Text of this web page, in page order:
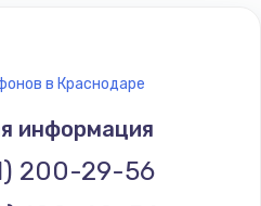
в Краснодаре
информация
200-29-56